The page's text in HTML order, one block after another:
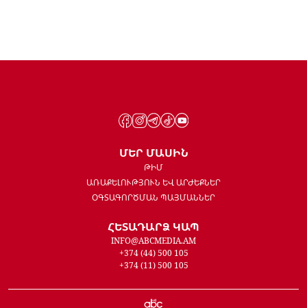
ՄԵՐ ՄԱՍԻՆ
ԹԻՄ
ԱՌԱՔԵԼՈՒԹՅՈՒՆ ԵՎ ԱՐԺԵՔՆԵՐ
ՕԳՏԱԳՈՐԾՄԱՆ ՊԱՅՄԱՆՆԵՐ
ՀԵՏԱԴԱՐՁ ԿԱՊ
INFO@ABCMEDIA.AM
+374 (44) 500 105
+374 (11) 500 105